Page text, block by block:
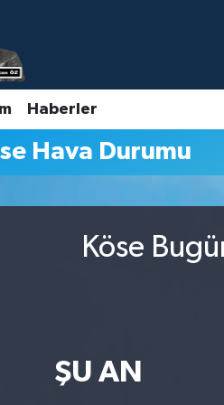
Haberler
Hava Durumu
Köse
ŞU AN
ve Fikstür